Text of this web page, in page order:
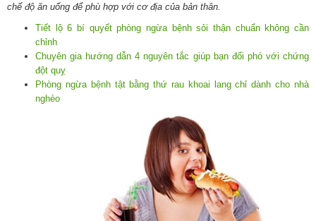
chế độ ăn uống để phù hợp với cơ địa của bản thân.
Tiết lộ 6 bí quyết phòng ngừa bệnh sỏi thận chuẩn không cần
chỉnh
Chuyên gia hướng dẫn 4 nguyên tắc giúp bạn đối phó với chứng
đột quỵ
Phòng ngừa bệnh tật bằng thứ rau khoai lang chỉ dành cho nhà
nghèo